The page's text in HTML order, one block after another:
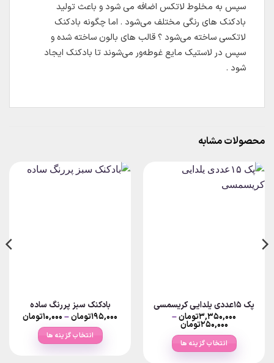
سپس به مخلوط لاتکس اضافه می شود و باعث تولید
بادکنک های رنگی مختلف می‌شود . اما چگونه بادکنک
لاتکسی ساخته می‌شود ؟ قالب های بالون ساخته شده و
سپس در لاستیک مایع غوطه‌ور می‌شوند تا بادکنک ایجاد
شود .
محصولات مشابه
پک ۱۵عددی یلدایی کریسمسی
۳,۳۵۰,۰۰۰تومان–
۲۵۰,۰۰۰تومانPrice
range:
through
۳,۳۵۰,۰۰۰تومان
انتخاب گزینه ها
بادکنک سبز پررنگ ساده
۱۹۵,۰۰۰تومان–۱۰,۰۰۰تومانPrice
انتخاب گزینه ها